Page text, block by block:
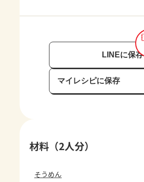
LINEに保存
マイレシピに保存
保存済み
材料（2人分）
そうめん